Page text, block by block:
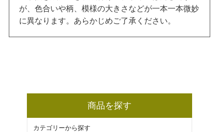
が、色合いや柄、模様の大きさなどが一本一本微妙
に異なります。あらかじめご了承ください。
商品を探す
カテゴリーから探す